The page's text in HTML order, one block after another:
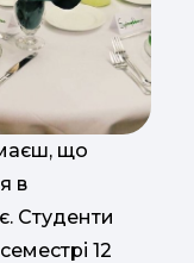
що
в
Студенти
12